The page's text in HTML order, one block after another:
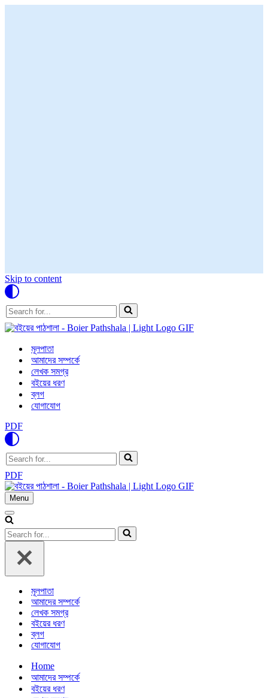
Skip to content
Search
for...
মূলপাতা
আমাদের সম্পর্কে
লেখক সমগ্র
বইয়ের ধরণ
ব্লগ
যোগাযোগ
PDF
Search
for...
PDF
Menu
Navigation
Navigation
Menu
Search
for...
মূলপাতা
আমাদের সম্পর্কে
লেখক সমগ্র
বইয়ের ধরণ
ব্লগ
যোগাযোগ
Home
আমাদের সম্পর্কে
বইয়ের ধরণ